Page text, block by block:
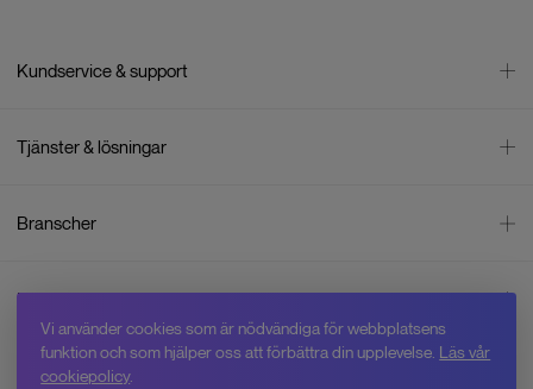
Kundservice & support
Leverans
Reklamation & återköp
Integritetspolicy
Cookiepolicy
Jobba hos Swedron
Tjänster & lösningar
Företagsrådgivning
Företagsleasing
Hyr drönare
Service & reparation
Branscher
Skogsbruk
Övervakning
Inspiration
Om oss
Varför Swedron
Vi använder cookies som är nödvändiga för webbplatsens
funktion och som hjälper oss att förbättra din upplevelse. Läs vår
cookiepolicy.